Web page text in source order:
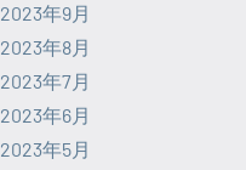
2023年9月
2023年8月
2023年7月
2023年6月
2023年5月